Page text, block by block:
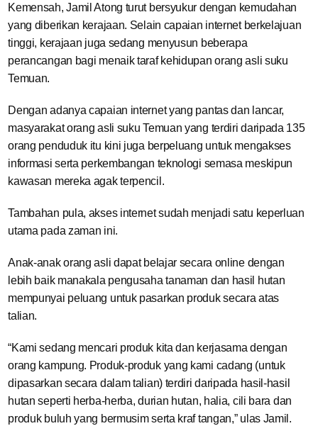
Kemensah, Jamil Atong turut bersyukur dengan kemudahan
yang diberikan kerajaan. Selain capaian internet berkelajuan
tinggi, kerajaan juga sedang menyusun beberapa
perancangan bagi menaik taraf kehidupan orang asli suku
Temuan.
Dengan adanya capaian internet yang pantas dan lancar,
masyarakat orang asli suku Temuan yang terdiri daripada 135
orang penduduk itu kini juga berpeluang untuk mengakses
informasi serta perkembangan teknologi semasa meskipun
kawasan mereka agak terpencil.
Tambahan pula, akses internet sudah menjadi satu keperluan
utama pada zaman ini.
Anak-anak orang asli dapat belajar secara online dengan
lebih baik manakala pengusaha tanaman dan hasil hutan
mempunyai peluang untuk pasarkan produk secara atas
talian.
“Kami sedang mencari produk kita dan kerjasama dengan
orang kampung. Produk-produk yang kami cadang (untuk
dipasarkan secara dalam talian) terdiri daripada hasil-hasil
hutan seperti herba-herba, durian hutan, halia, cili bara dan
produk buluh yang bermusim serta kraf tangan,” ulas Jamil.